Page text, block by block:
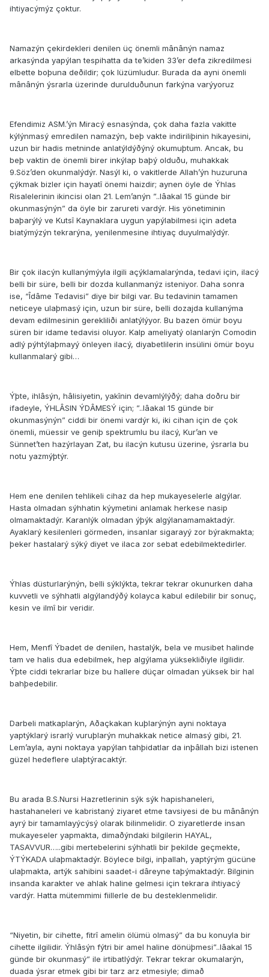
ihtiyacýmýz çoktur.
Namazýn çekirdekleri denilen üç önemli mânânýn namaz
arkasýnda yapýlan tespihatta da te’kiden 33’er defa zikredilmesi
elbette boþuna deðildir; çok lüzümludur. Burada da ayni önemli
mânânýn ýsrarla üzerinde durulduðunun farkýna varýyoruz
Efendimiz ASM.’ýn Miracý esnasýnda, çok daha fazla vakitte
kýlýnmasý emredilen namazýn, beþ vakte indiriliþinin hikayesini,
uzun bir hadis metninde anlatýldýðýný okumuþtum. Ancak, bu
beþ vaktin de önemli birer inkýlap baþý olduðu, muhakkak
9.Söz’den okunmalýdýr. Nasýl ki, o vakitlerde Allah’ýn huzuruna
çýkmak bizler için hayatî önemi haizdir; aynen öyle de Ýhlas
Risalelerinin ikincisi olan 21. Lem’anýn ”..lâakal 15 günde bir
okunmasýnýn” da öyle bir zarureti vardýr. His yönetiminin
baþarýlý ve Kutsî Kaynaklara uygun yapýlabilmesi için adeta
biatýmýzýn tekrarýna, yenilenmesine ihtiyaç duyulmalýdýr.
Bir çok ilacýn kullanýmýyla ilgili açýklamalarýnda, tedavi için, ilacý
belli bir süre, belli bir dozda kullanmanýz isteniyor. Daha sonra
ise, “Îdâme Tedavisi” diye bir bilgi var. Bu tedavinin tamamen
neticeye ulaþmasý için, uzun bir süre, belli dozajda kullanýma
devam edilmesinin gerekliliði anlatýlýyor. Bu bazen ömür boyu
süren bir idame tedavisi oluyor. Kalp ameliyatý olanlarýn Comodin
adlý pýhtýlaþmayý önleyen ilacý, diyabetlilerin insülini ömür boyu
kullanmalarý gibi…
Ýþte, ihlâsýn, hâlisiyetin, yakînin devamlýlýðý; daha doðru bir
ifadeyle, ÝHLÂSIN ÝDÂMESÝ için; ”..lâakal 15 günde bir
okunmasýnýn” ciddi bir önemi vardýr ki, iki cihan için de çok
önemli, müessir ve geniþ spektrumlu bu ilacý, Kur’an ve
Sünnet’ten hazýrlayan Zat, bu ilacýn kutusu üzerine, ýsrarla bu
notu yazmýþtýr.
Hem ene denilen tehlikeli cihaz da hep mukayeselerle algýlar.
Hasta olmadan sýhhatin kýymetini anlamak herkese nasip
olmamaktadýr. Karanlýk olmadan ýþýk algýlanamamaktadýr.
Ayaklarý kesilenleri görmeden, insanlar sigarayý zor býrakmakta;
þeker hastalarý sýký diyet ve ilaca zor sebat edebilmektedirler.
Ýhlas düsturlarýnýn, belli sýklýkta, tekrar tekrar okunurken daha
kuvvetli ve sýhhatli algýlandýðý kolayca kabul edilebilir bir sonuç,
kesin ve ilmî bir veridir.
Hem, Menfî Ýbadet de denilen, hastalýk, bela ve musibet halinde
tam ve halis dua edebilmek, hep algýlama yüksekliðiyle ilgilidir.
Ýþte ciddi tekrarlar bize bu hallere düçar olmadan yüksek bir hal
bahþedebilir.
Darbeli matkaplarýn, Aðaçkakan kuþlarýnýn ayni noktaya
yaptýklarý israrlý vuruþlarýn muhakkak netice almasý gibi, 21.
Lem’ayla, ayni noktaya yapýlan tahþidatlar da inþâllah bizi istenen
güzel hedeflere ulaþtýracaktýr.
Bu arada B.S.Nursi Hazretlerinin sýk sýk hapishaneleri,
hastahaneleri ve kabristaný ziyaret etme tavsiyesi de bu mânânýn
ayrý bir tamamlayýcýsý olarak bilinmelidir. O ziyaretlerde insan
mukayeseler yapmakta, dimaðýndaki bilgilerin HAYAL,
TASAVVUR…..gibi mertebelerini sýhhatli bir þekilde geçmekte,
ÝTÝKADA ulaþmaktadýr. Böylece bilgi, inþallah, yaptýrým gücüne
ulaþmakta, artýk sahibini saadet-i dâreyne taþýmaktadýr. Bilginin
insanda karakter ve ahlak haline gelmesi için tekrara ihtiyacý
vardýr. Hatta mütemmimi fiillerle de bu desteklenmelidir.
“Niyetin, bir cihette, fitrî amelin ölümü olmasý” da bu konuyla bir
cihette ilgilidir. Ýhlâsýn fýtri bir amel haline dönüþmesi”..lâakal 15
günde bir okunmasý” ile irtibatlýdýr. Tekrar tekrar okumalarýn,
duada ýsrar etmek gibi bir tarz arz etmesiyle; dimað